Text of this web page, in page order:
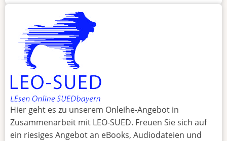
Hier geht es zu unserem Onleihe-Angebot in
Zusammenarbeit mit LEO-SUED. Freuen Sie sich auf
ein riesiges Angebot an eBooks, Audiodateien und